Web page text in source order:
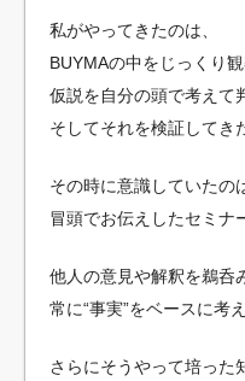
私がやってきたのは、
BUYMAの中をじっくり観
仮説を自分の頭で考えて
そしてそれを検証してき
その時に意識していたの
冒頭でお伝えしたセミナ
他人の意見や解釈を鵜呑
常に“事実”をベースに考
さらにそうやって培った